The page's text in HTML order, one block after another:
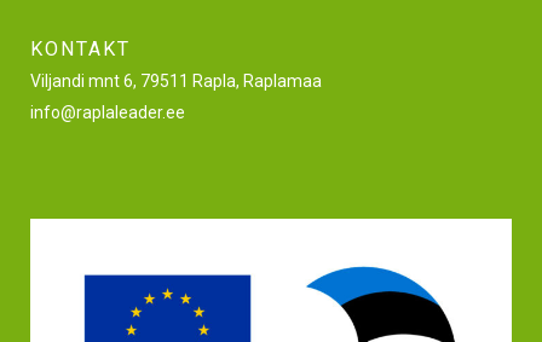
KONTAKT
Viljandi mnt 6, 79511 Rapla, Raplamaa
info@raplaleader.ee